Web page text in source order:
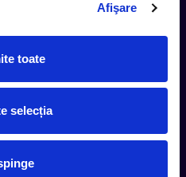
Afişare
toate
selecția